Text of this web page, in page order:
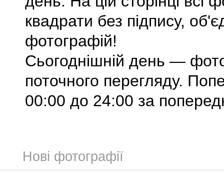
квадрати без підпису,
фотографій!
Сьогоднішній день —
поточного перегляду.
00:00 до 24:00 за
Нові фотографії